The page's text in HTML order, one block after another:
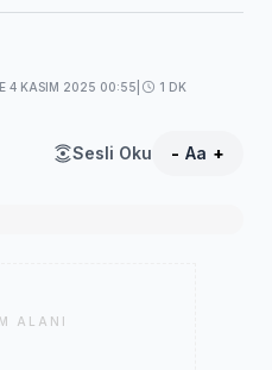
4 KASIM 2025 00:55 1 DK
Sesli Oku - Aa +
ALANI